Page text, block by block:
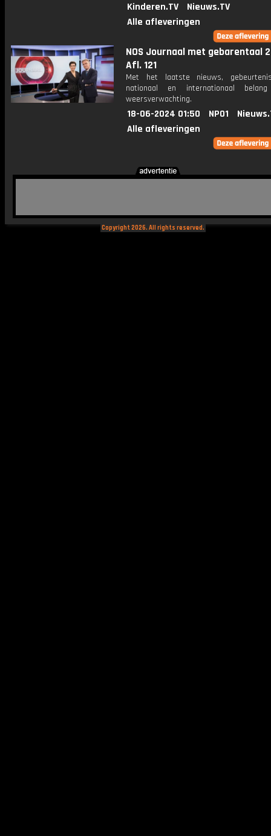
Kinderen.TV
Nieuws.TV
Alle afleveringen
NOS Journaal met gebarentaal
Afl. 121
Met het laatste nieuws,
nationaal en internationaal
weersverwachting.
18-06-2024 01:50 NPO1
Alle afleveringen
Copyright 2026. All rights reserved.